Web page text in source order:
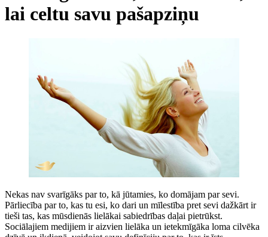
lai celtu savu pašapziņu
Nekas nav svarīgāks par to, kā jūtamies, ko domājam par sevi.
Pārliecība par to, kas tu esi, ko dari un mīlestība pret sevi dažkārt ir
tieši tas, kas mūsdienās lielākai sabiedrības daļai pietrūkst.
Sociālajiem medijiem ir aizvien lielāka un ietekmīgāka loma cilvēka